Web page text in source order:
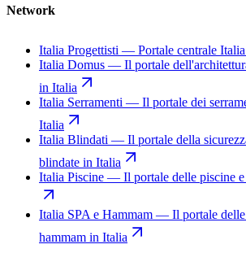
Network
Italia Progettisti — Portale centrale
Italia Domus — Il portale
in Italia
Italia Serramenti — Il portale dei
Italia
Italia Blindati — Il portale della
blindate in Italia
Italia Piscine — Il portale delle piscine
Italia SPA e Hammam — Il portale
hammam in Italia